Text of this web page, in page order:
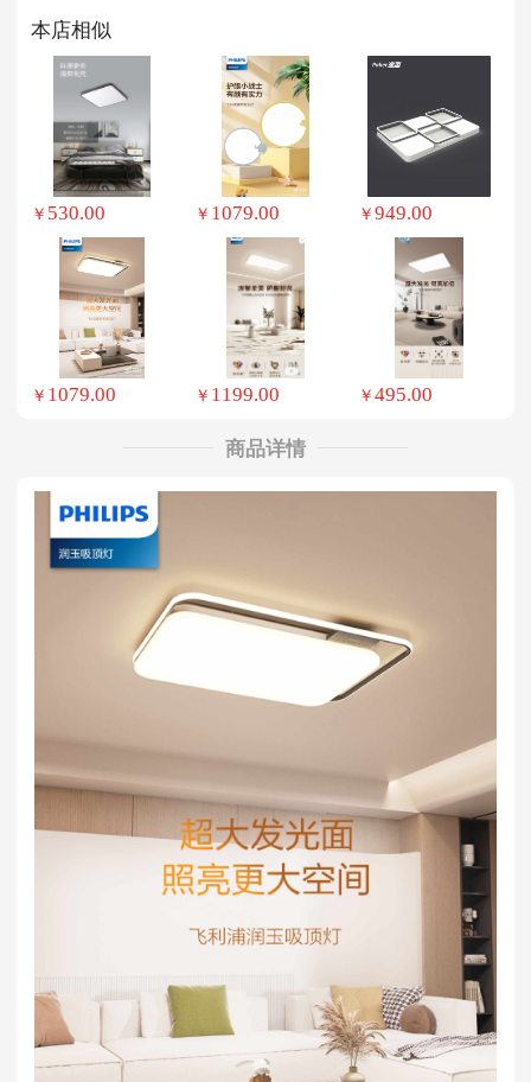
本店相似
￥ 530.00 ￥ 1079.00 ￥949.00
￥ 1079.00 ￥ 1199.00 ￥495.00
商品详情